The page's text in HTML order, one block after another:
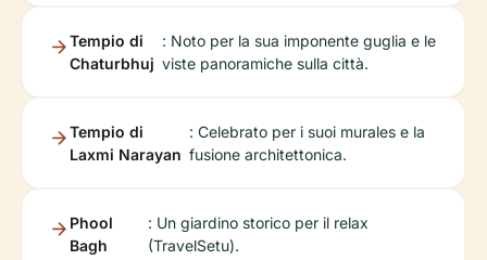
Tempio di
Chaturbhuj
: Noto per la sua imponente guglia e le
viste panoramiche sulla città.
Tempio di
Laxmi Narayan
: Celebrato per i suoi murales e la
fusione architettonica.
Phool
Bagh
: Un giardino storico per il relax
(TravelSetu).